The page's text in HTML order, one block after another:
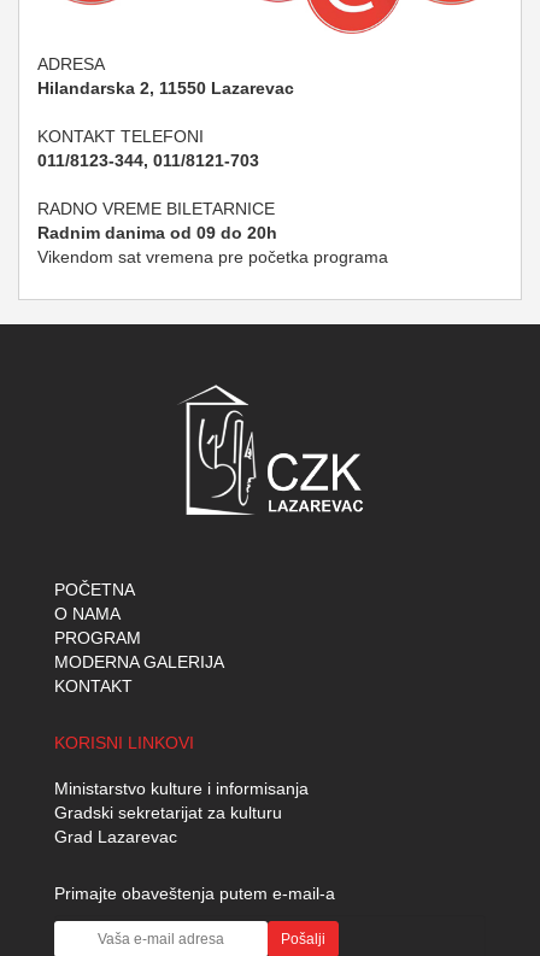
ADRESA
Hilandarska 2, 11550 Lazarevac
KONTAKT TELEFONI
011/8123-344, 011/8121-703
RADNO VREME BILETARNICE
Radnim danima od 09 do 20h
Vikendom sat vremena pre početka programa
POČETNA
O NAMA
PROGRAM
MODERNA GALERIJA
KONTAKT
KORISNI LINKOVI
Ministarstvo kulture i informisanja
Gradski sekretarijat za kulturu
Grad Lazarevac
Primajte obaveštenja putem e-mail-a
Pošalji